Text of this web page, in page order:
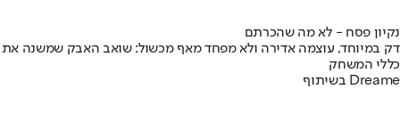
נקיון פסח - לא מה שהכרתם
דק במיוחד, עוצמה אדירה ולא מפחד מאף מכשול: שואב האבק שמשנה את
כללי המשחק
בשיתוף Dreame